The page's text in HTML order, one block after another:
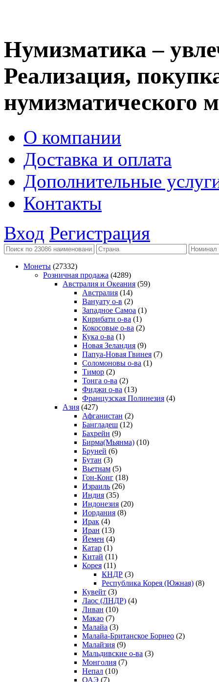
Нумизматика –
Реализация,
нумизматического
О компании
Доставка и оплата
Дополнительные
Контакты
Вход Регистрация
Монеты (27332)
Розничная продажа (4289)
Австралия и Океания (59)
Австралия (14)
Вануату о-в (2)
Западное Самоа (1)
Кирибати о-ва (1)
Кокосовые о-ва (2)
Кука о-ва (1)
Новая Зеландия (9)
Папуа-Новая Гвинея (7)
Соломоновы о-ва (1)
Тимор (2)
Тонга о-ва (2)
Фиджи о-ва (13)
Французская Полинезия (4)
Азия (427)
Афганистан (2)
Бангладеш (12)
Бахрейн (9)
Бирма(Мьянма) (10)
Бруней (6)
Бутан (3)
Вьетнам (5)
Гон-Конг (18)
Израиль (26)
Индия (35)
Индонезия (20)
Иордания (8)
Ирак (4)
Иран (13)
Йемен (4)
Катар (1)
Китай (11)
Корея (11)
КНДР (3)
Республика Корея (Южная) (8)
Кувейт (3)
Лаос (ЛНДР) (4)
Ливан (10)
Макао (7)
Малайа (3)
Малайа-Британское Борнео (2)
Малайзия (9)
Мальдивские о-ва (3)
Монголия (7)
Непал (10)
ОАЭ (7)